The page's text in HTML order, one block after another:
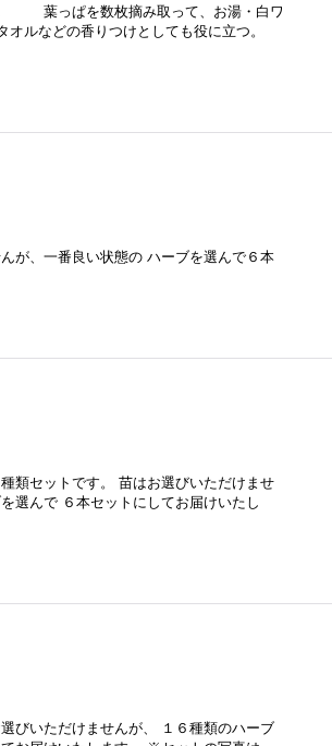
葉っぱを数枚摘み取って、お湯・白ワ
ルなどの香りつけとしても役に立つ。
が、一番良い状態の ハーブを選んで６本
類セットです。 苗はお選びいただけませ
選んで ６本セットにしてお届けいたし
びいただけませんが、 １６種類のハーブ